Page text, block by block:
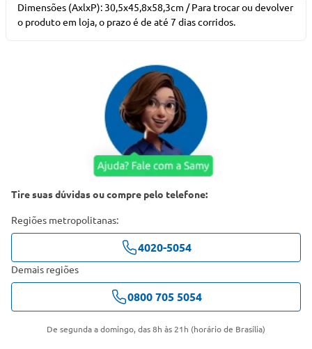
Dimensões (AxlxP): 30,5x45,8x58,3cm / Para trocar ou devolver
o produto em loja, o prazo é de até 7 dias corridos.
Tire suas dúvidas ou compre pelo telefone:
Regiões metropolitanas:
4020-5054
Demais regiões
0800 705 5054
De segunda a domingo, das 8h às 21h (horário de Brasília)